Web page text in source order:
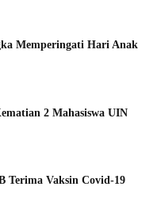
Memperingati Hari Anak
2 Mahasiswa UIN
Terima Vaksin Covid-19